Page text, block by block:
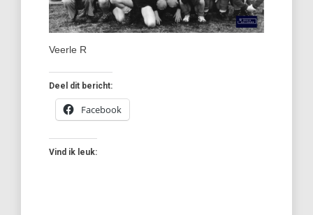
Veerle R
Deel dit bericht:
Facebook
Vind ik leuk: